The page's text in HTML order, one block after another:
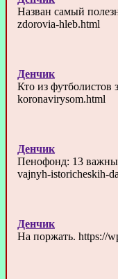
Назван самый
zdorovia-hleb.html
Денчик
Кто из футболистов
koronavirysom.html
Денчик
Пенофонд: 13
vajnyh-istoricheskih-
Денчик
На поржать. https://